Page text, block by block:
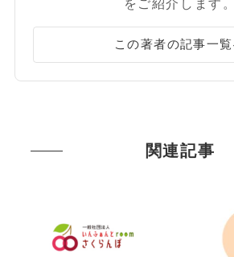
をご紹介します。
この著者の記事一
関連記事